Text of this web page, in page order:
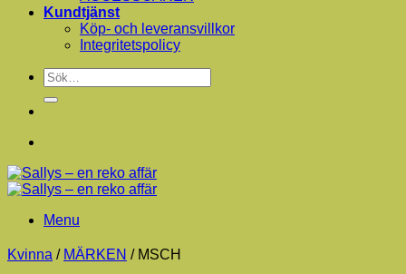
Kundtjänst
Köp- och leveransvillkor
Integritetspolicy
Sök
efter:
Menu
Kvinna / MÄRKEN /MSCH